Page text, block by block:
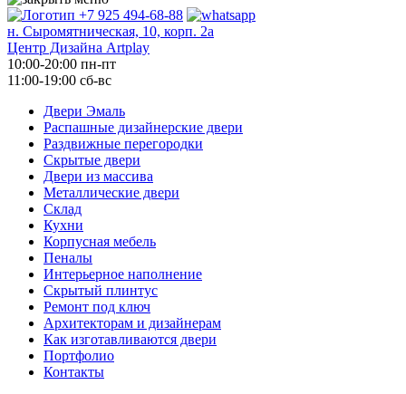
+7 925 494-68-88
н. Сыромятническая, 10, корп. 2а
Центр Дизайна Artplay
10:00-20:00 пн-пт
11:00-19:00 сб-вс
Двери Эмаль
Распашные дизайнерские двери
Раздвижные перегородки
Скрытые двери
Двери из массива
Металлические двери
Склад
Кухни
Корпусная мебель
Пеналы
Интерьерное наполнение
Скрытый плинтус
Ремонт под ключ
Архитекторам и дизайнерам
Как изготавливаются двери
Портфолио
Контакты